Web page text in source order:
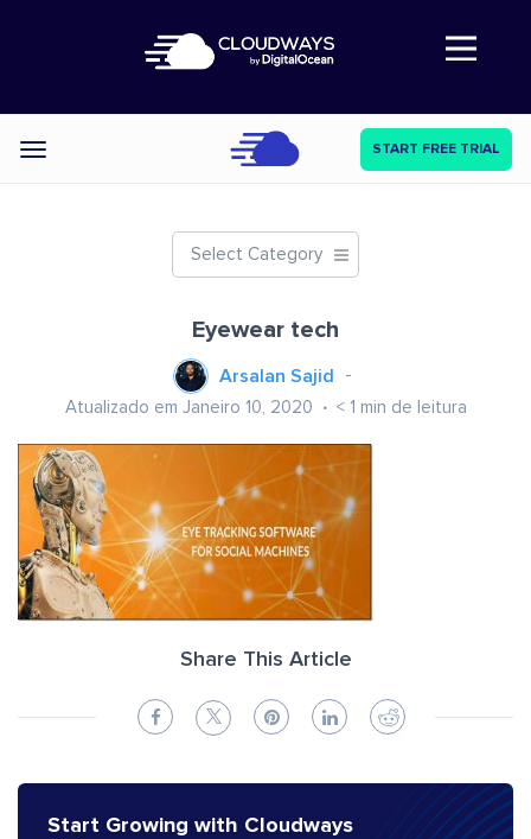
Abre a navegação
Categories START FREE TRIAL
Select Category
Eyewear tech
Arsalan Sajid
Atualizado em Janeiro 10, 2020 < 1 min de leitura
Share This Article
Start Growing with Cloudways